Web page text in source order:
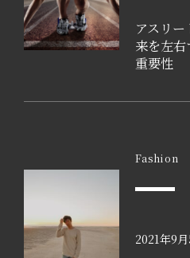
アスリ
来を左
重要性
Fashion
2021年9